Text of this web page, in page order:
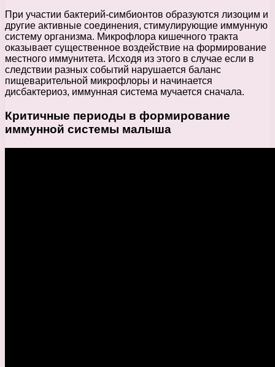
При участии бактерий-симбионтов образуются лизоцим и
другие активные соединения, стимулирующие иммунную
систему организма. Микрофлора кишечного тракта
оказывает существенное воздействие на формирование
местного иммунитета. Исходя из этого в случае если в
следствии разных событий нарушается баланс
пищеварительной микрофлоры и начинается
дисбактериоз, иммунная система мучается сначала.
Критичные периоды в формирование
иммунной системы малыша